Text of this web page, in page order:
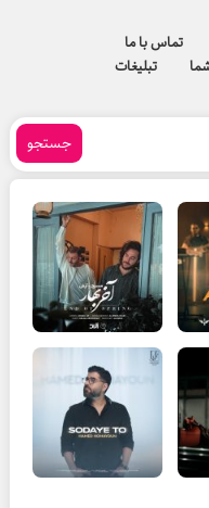
تماس با ما
تبلیغات
جستجو